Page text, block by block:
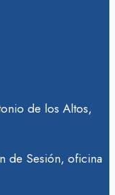
de los Altos,
de Sesión, oficina